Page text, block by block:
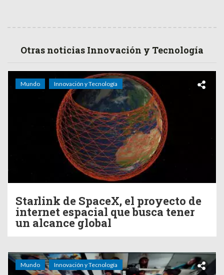
Otras noticias Innovación y Tecnología
Mundo Innovación y Tecnología
Starlink de SpaceX, el proyecto de
internet espacial que busca tener
un alcance global
Mundo Innovación y Tecnología